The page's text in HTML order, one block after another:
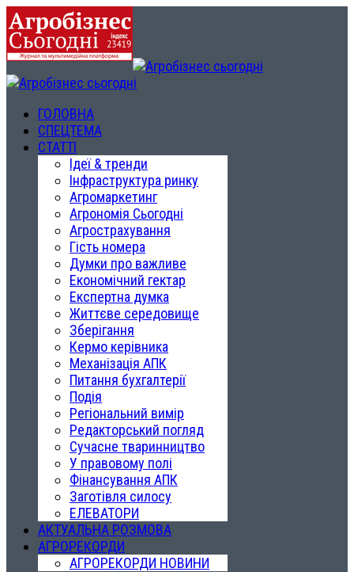
ГОЛОВНА
СПЕЦТЕМА
СТАТТІ
Ідеї & тренди
Інфраструктура ринку
Агромаркетинг
Агрономія Сьогодні
Агрострахування
Гість номера
Думки про важливе
Економічний гектар
Експертна думка
Життєве середовище
Зберігання
Кермо керівника
Механізація АПК
Питання бухгалтерії
Подія
Регіональний вимір
Редакторський погляд
Сучасне тваринництво
У правовому полі
Фінансування АПК
Заготівля силосу
ЕЛЕВАТОРИ
АКТУАЛЬНА РОЗМОВА
АГРОРЕКОРДИ
АГРОРЕКОРДИ НОВИНИ